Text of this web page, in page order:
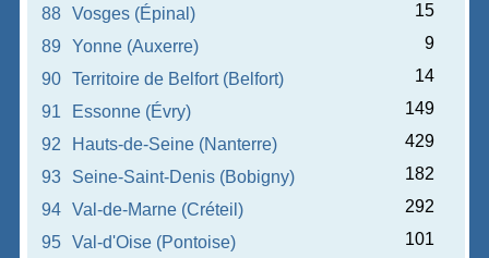
88
Vosges (Épinal)
15
89
Yonne (Auxerre)
9
90
Territoire de Belfort (Belfort)
14
91
Essonne (Évry)
149
92
Hauts-de-Seine (Nanterre)
429
93
Seine-Saint-Denis (Bobigny)
182
94
Val-de-Marne (Créteil)
292
95
Val-d'Oise (Pontoise)
101